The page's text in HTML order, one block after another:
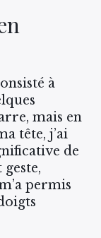
à
mais en
tête, j’ai
de
permis